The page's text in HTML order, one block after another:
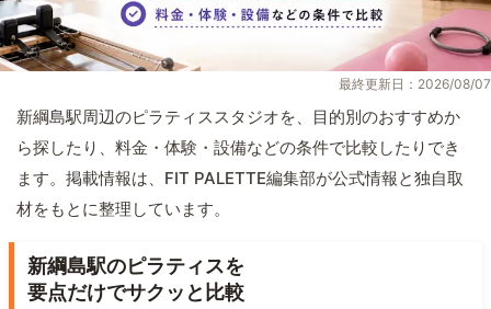
最終更新日：2026/08/07
新綱島駅周辺のピラティススタジオを、目的別のおすすめか
ら探したり、料金・体験・設備などの条件で比較したりでき
ます。掲載情報は、FIT PALETTE編集部が公式情報と独自取
材をもとに整理しています。
新綱島駅のピラティスを
要点だけでサクッと比較